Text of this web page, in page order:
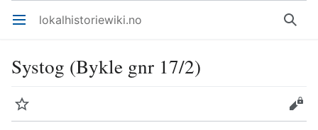
Åpne hovedmenyen lokalhistoriewiki.no Søk
Systog (Bykle gnr 17/2)
Overvåk
Rediger